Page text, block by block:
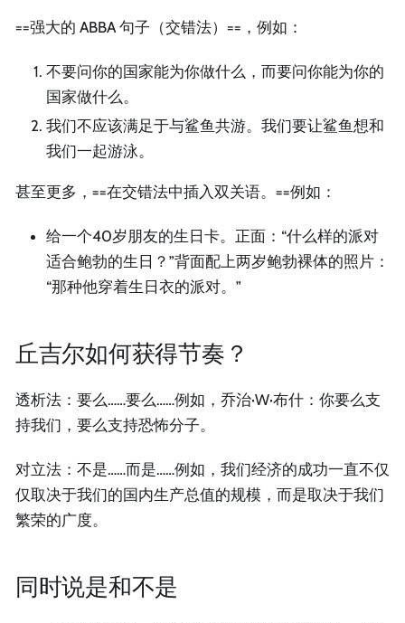
==强大的 ABBA 句子（交错法）==，例如：
不要问你的国家能为你做什么，而要问你能为你的
国家做什么。
我们不应该满足于与鲨鱼共游。我们要让鲨鱼想和
我们一起游泳。
甚至更多，==在交错法中插入双关语。==例如：
给一个40岁朋友的生日卡。正面：“什么样的派对
适合鲍勃的生日？”背面配上两岁鲍勃裸体的照片：
“那种他穿着生日衣的派对。”
丘吉尔如何获得节奏？
透析法：要么……要么……例如，乔治·W·布什：你要么支
持我们，要么支持恐怖分子。
对立法：不是……而是……例如，我们经济的成功一直不仅
仅取决于我们的国内生产总值的规模，而是取决于我们
繁荣的广度。
同时说是和不是